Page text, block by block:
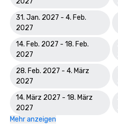
31. Jan. 2027 - 4. Feb.
2027
14. Feb. 2027 - 18. Feb.
2027
28. Feb. 2027 - 4. März
2027
14. März 2027 - 18. März
2027
Mehr anzeigen